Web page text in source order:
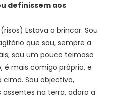
definissem aos
Estava a brincar. Sou
que sou, sempre a
sou um pouco teimoso
mais comigo próprio, e
cima. Sou objectivo,
na terra, adoro a